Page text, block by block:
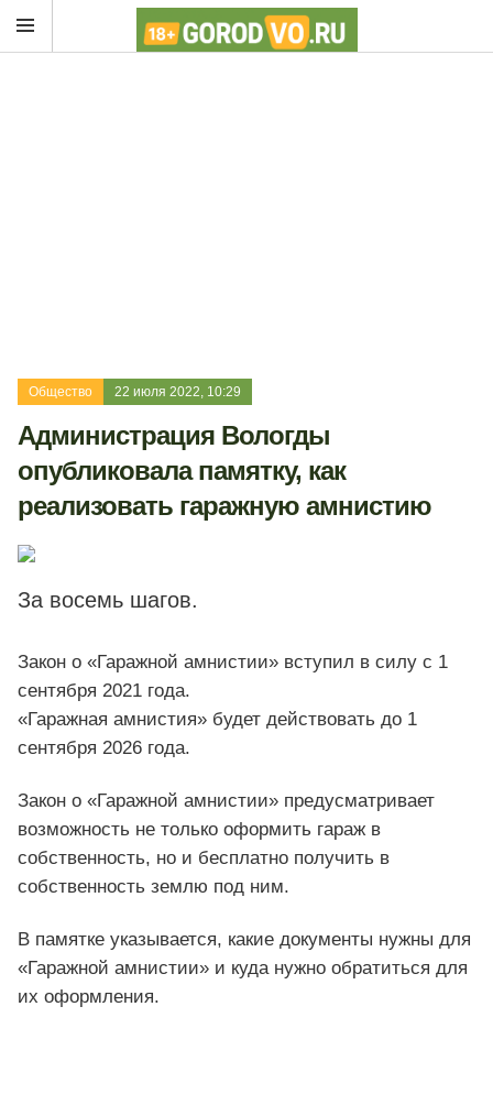
Общество 22 июля 2022, 10:29
Администрация Вологды
опубликовала памятку, как
реализовать гаражную амнистию
За восемь шагов.
Закон о «Гаражной амнистии» вступил в силу с 1
сентября 2021 года.
«Гаражная амнистия» будет действовать до 1
сентября 2026 года.
Закон о «Гаражной амнистии» предусматривает
возможность не только оформить гараж в
собственность, но и бесплатно получить в
собственность землю под ним.
В памятке указывается, какие документы нужны для
«Гаражной амнистии» и куда нужно обратиться для
их оформления.